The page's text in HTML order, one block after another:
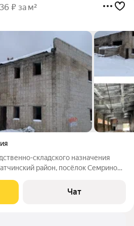
₽ за м²
складского назначения
район, посёлок Семрино
здание бывшей котельной и
участок. Площадь здания: 419,2 м
Чат